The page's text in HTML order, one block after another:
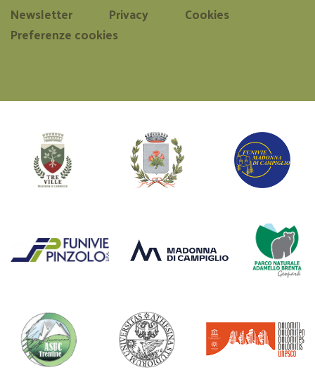
Newsletter
Privacy
Cookies
Preferenze cookies